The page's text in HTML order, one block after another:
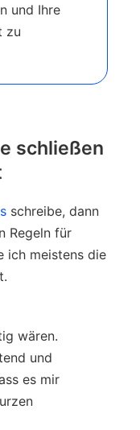
und Ihre
zu
schließen
schreibe, dann
Regeln für
ich meistens die
wären.
und
es mir